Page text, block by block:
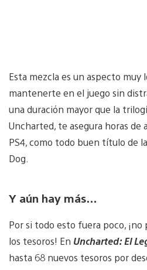
Esta mezcla es un aspecto muy
mantenerte en el juego sin
una duración mayor que la
Uncharted, te asegura horas de
PS4, como todo buen título de
Dog.
Y aún hay más…
Por si todo esto fuera poco, ¡no
los tesoros! En Uncharted: El
hasta 68 nuevos tesoros por